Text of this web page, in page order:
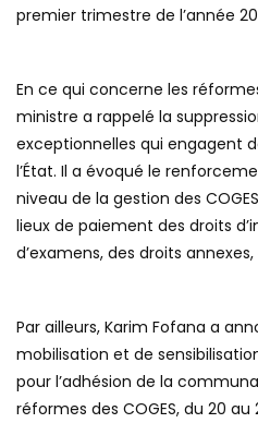
premier trimestre de l’année
En ce qui concerne les
ministre a rappelé la
exceptionnelles qui engagent
l’État. Il a évoqué le
niveau de la gestion des
lieux de paiement des droits
d’examens, des droits
Par ailleurs, Karim Fofana a
mobilisation et de
pour l’adhésion de la
réformes des COGES, du 20